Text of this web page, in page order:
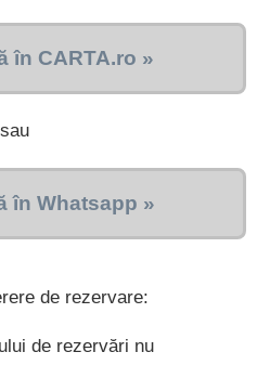
în CARTA.ro »
sau
în Whatsapp »
de rezervare:
de rezervări nu